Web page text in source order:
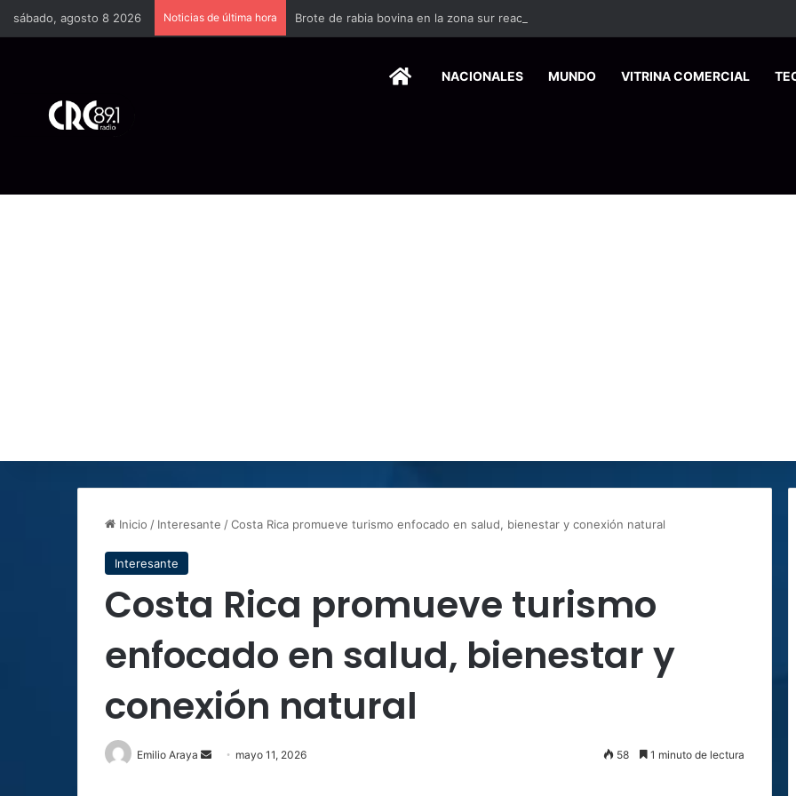
sábado, agosto 8 2026 Noticias de última hora Brote de rabia bovina en la zona sur reactiva la alerta por mordeduras de murciélagos
HOMENACIONALES MUNDO VITRINA COMERCIAL
Inicio / Interesante /Costa Rica promueve turismo enfocado en salud, bienestar y conexión natural
Interesante
Costa Rica promueve turismo
enfocado en salud, bienestar y
conexión natural
Emilio Araya
Send mayo 11, 2026 58 1 minuto de lectura